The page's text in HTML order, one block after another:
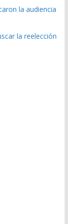
la audiencia
la reelección